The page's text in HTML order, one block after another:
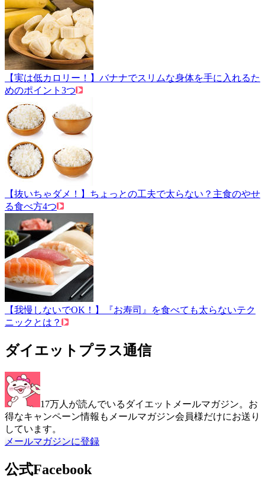
【実は低カロリー！】バナナでスリムな身体を手に入れるた
めのポイント3つ
【抜いちゃダメ！】ちょっとの工夫で太らない？主食のやせ
る食べ方4つ
【我慢しないでOK！】『お寿司』を食べても太らないテク
ニックとは？
ダイエットプラス通信
17万人が読んでいるダイエットメールマガジン。お
得なキャンペーン情報もメールマガジン会員様だけにお送り
しています。
メールマガジンに登録
公式Facebook